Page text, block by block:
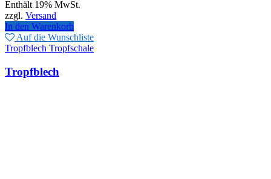
Enthält 19% MwSt.
zzgl. Versand
In den Warenkorb
Auf die Wunschliste
Tropfblech Tropfschale
Tropfblech